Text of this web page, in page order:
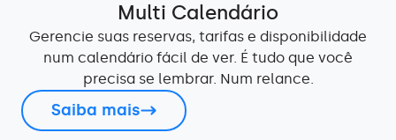
Multi Calendário
Gerencie suas reservas, tarifas e disponibilidade
num calendário fácil de ver. É tudo que você
precisa se lembrar. Num relance.
Saiba mais